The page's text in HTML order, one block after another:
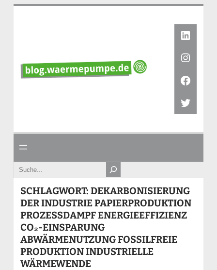
Zum
Search
SCHLAGWORT: DEKARBONISIERUNG
DER INDUSTRIE PAPIERPRODUKTION
PROZESSDAMPF ENERGIEEFFIZIENZ
CO₂-EINSPARUNG
ABWÄRMENUTZUNG FOSSILFREIE
PRODUKTION INDUSTRIELLE
WÄRMEWENDE